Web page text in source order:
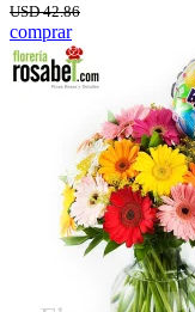
USD 42.86
comprar